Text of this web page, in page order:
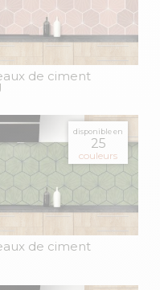
de ciment
disponible en
25
couleurs
de ciment